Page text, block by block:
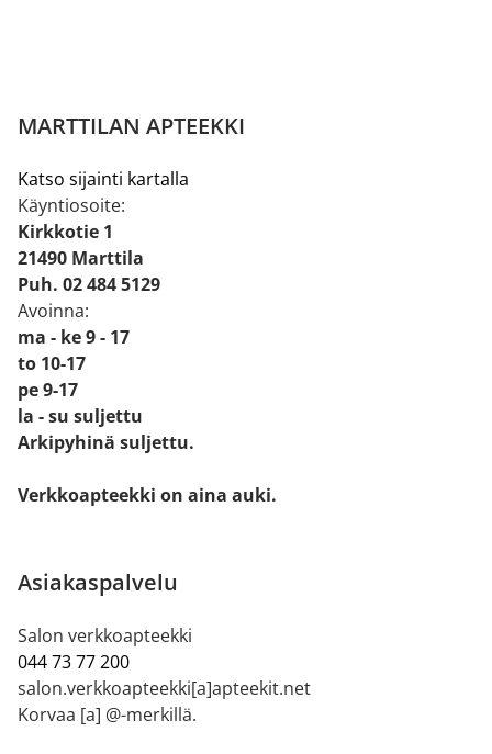
MARTTILAN APTEEKKI
Katso sijainti kartalla
Käyntiosoite:
Kirkkotie 1
21490 Marttila
Puh. 02 484 5129
Avoinna:
ma - ke 9 - 17
to 10-17
pe 9-17
la - su suljettu
Arkipyhinä suljettu.
Verkkoapteekki on aina auki.
Asiakaspalvelu
Salon verkkoapteekki
044 73 77 200
salon.verkkoapteekki[a]apteekit.net
Korvaa [a] @-merkillä.